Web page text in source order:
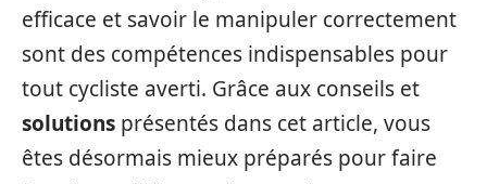
efficace et savoir le manipuler correctement
sont des compétences indispensables pour
tout cycliste averti. Grâce aux conseils et
solutions présentés dans cet article, vous
êtes désormais mieux préparés pour faire